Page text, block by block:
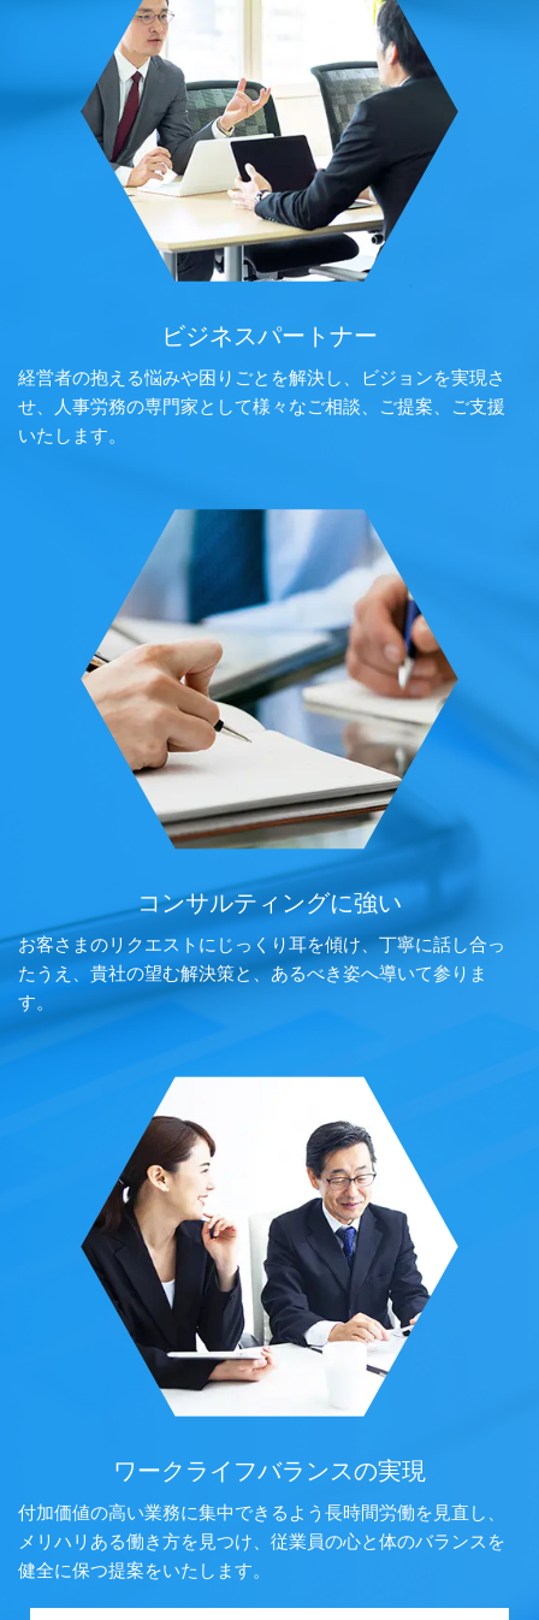
ビジネスパートナー
経営者の抱える悩みや困りごとを解決し、ビジョンを実現さ
せ、人事労務の専門家として様々なご相談、ご提案、ご支援
いたします。
コンサルティングに強い
お客さまのリクエストにじっくり耳を傾け、丁寧に話し合っ
たうえ、貴社の望む解決策と、あるべき姿へ導いて参りま
す。
ワークライフバランスの実現
付加価値の高い業務に集中できるよう長時間労働を見直し、
メリハリある働き方を見つけ、従業員の心と体のバランスを
健全に保つ提案をいたします。